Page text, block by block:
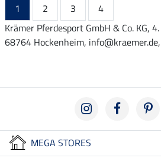
1 2 3
4
Krämer Pferdesport GmbH & Co. KG,
68764 Hockenheim,
MEGA STORES